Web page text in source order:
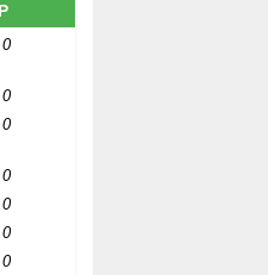
P
0
0
0
0
0
0
0